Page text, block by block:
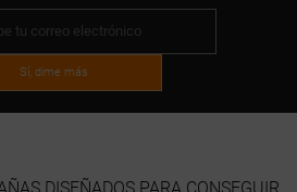
Sí, dime más